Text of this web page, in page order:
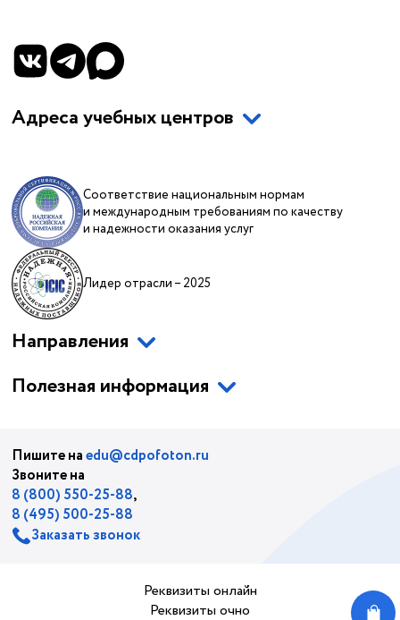
Адреса учебных центров
Соответствие национальным нормам
и международным требованиям по качеству
и надежности оказания услуг
Лидер отрасли – 2025
Направления
Полезная информация
Пишите наedu@cdpofoton.ru
Звоните на
8 (800) 550-25-88,
8 (495) 500-25-88
Заказать звонок
Реквизиты очно
Реквизиты онлайн